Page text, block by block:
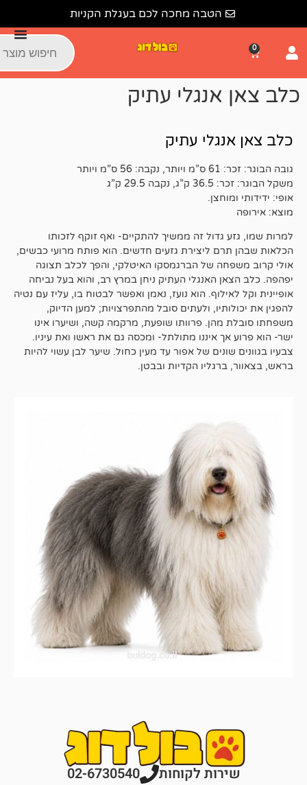
הטבה מחכה לכם בעגלת הקניות
עתיק
עתיק
ק”ג
גדול זה ממשיך להתקיים- ואף זוקף לזכותו
ליצירת גזעים חדשים. הוא פותח מרועי כבשים,
של הברגמסקו האיטלקי, והפך לכלב תצוגה
האנגלי העתיק ניחן במרץ רב, והוא בעל נביחה
הוא נועז, נאמן ואפשר לבטוח בו, עליז עם נטיה
ולעתים סובל מהתפרצויות; למען הדיוק,
פרוותו שופעת, מרקמה קשה, ושיערו אינו
איננו מתולתל- ומכסה גם את ראשו ואת עיניו.
של אפור עד מעין כחול. שיער לבן עשוי להיות
הקדיות ובבטן.
לקוחות 02-6730540